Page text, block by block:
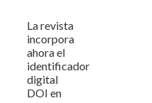
La revista
incorpora
ahora el
identificador
digital
DOI en